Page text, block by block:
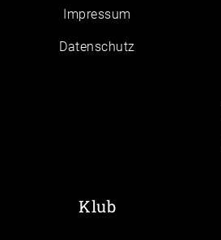
Impressum
Daten­schutz
Klub